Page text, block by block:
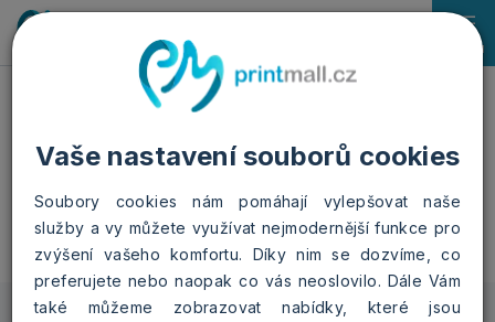
Vaše nastavení souborů cookies
Soubory cookies nám pomáhají vylepšovat naše
služby a vy můžete využívat nejmodernější funkce pro
zvýšení vašeho komfortu. Díky nim se dozvíme, co
preferujete nebo naopak co vás neoslovilo. Dále Vám
také můžeme zobrazovat nabídky, které jsou
Menu
Fotoknihy Sešitová A4
Sešitová A4 - Srdíčková